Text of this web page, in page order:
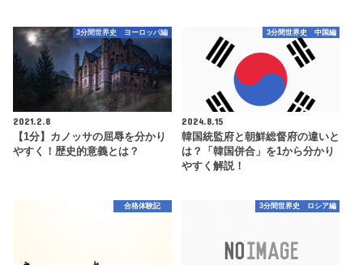
3分間世界史 ヨーロッパ編
2021.2.8
【1分】カノッサの屈辱を分かり
やすく！歴史的意義とは？
3分間世界史 中国編
2024.8.15
韓国統監府と朝鮮総督府の違いと
は？「韓国併合」を1から分かり
やすく解説！
合格体験記 3分間世界史 ロシア編